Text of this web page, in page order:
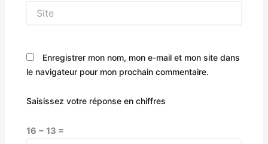
Enregistrer mon nom, mon e-mail et mon site dans
le navigateur pour mon prochain commentaire.
Saisissez votre réponse en chiffres
16 − 13 =